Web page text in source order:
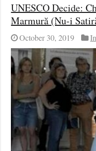
UNESCO Decide:
Marmură (Nu-i
October 30, 2019